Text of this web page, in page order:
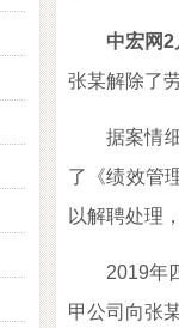
中宏网2
张某解除了
据案情细
了《绩效管
以解聘处理
2019年四
甲公司向张